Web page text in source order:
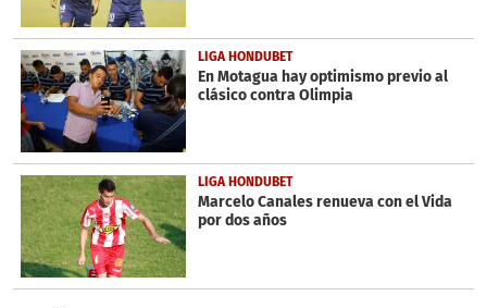
LIGA HONDUBET
En Motagua hay optimismo previo al
clásico contra Olimpia
LIGA HONDUBET
Marcelo Canales renueva con el Vida
por dos años